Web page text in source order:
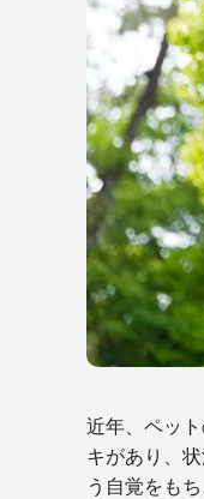
近年、ペッ
キがあり、
う自覚をも